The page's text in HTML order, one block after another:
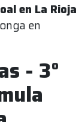
en La Rioja
en
- 3°